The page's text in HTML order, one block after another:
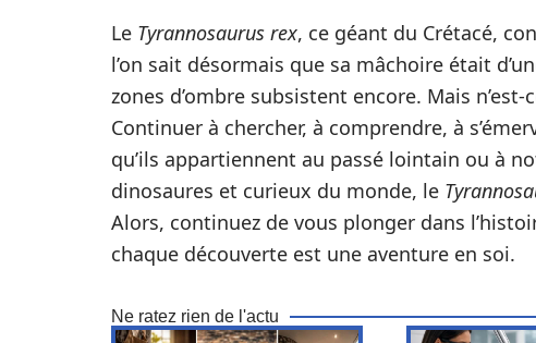
Le Tyrannosaurus rex, ce géant du Crétacé,
l’on sait désormais que sa mâchoire était
zones d’ombre subsistent encore. Mais
Continuer à chercher, à comprendre, à
qu’ils appartiennent au passé lointain ou à
dinosaures et curieux du monde, le
Alors, continuez de vous plonger dans
chaque découverte est une aventure en soi.
Ne ratez rien de l'actu